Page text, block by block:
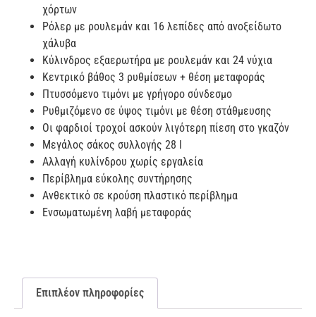
χόρτων
Ρόλερ με ρουλεμάν και 16 λεπίδες από ανοξείδωτο
χάλυβα
Κύλινδρος εξαερωτήρα με ρουλεμάν και 24 νύχια
Κεντρικό βάθος 3 ρυθμίσεων + θέση μεταφοράς
Πτυσσόμενο τιμόνι με γρήγορο σύνδεσμο
Ρυθμιζόμενο σε ύψος τιμόνι με θέση στάθμευσης
Οι φαρδιοί τροχοί ασκούν λιγότερη πίεση στο γκαζόν
Μεγάλος σάκος συλλογής 28 l
Αλλαγή κυλίνδρου χωρίς εργαλεία
Περίβλημα εύκολης συντήρησης
Ανθεκτικό σε κρούση πλαστικό περίβλημα
Ενσωματωμένη λαβή μεταφοράς
Επιπλέον πληροφορίες